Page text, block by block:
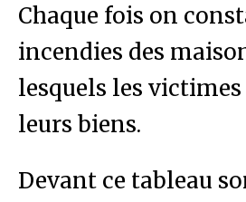
Chaque fois on
incendies des
lesquels les
leurs biens.
Devant ce tableau